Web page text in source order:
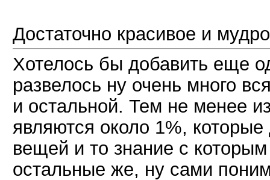
Достаточно красивое и
Хотелось бы добавить еще
развелось ну очень много
и остальной. Тем не менее
являются около 1%,
вещей и то знание с
остальные же, ну сами